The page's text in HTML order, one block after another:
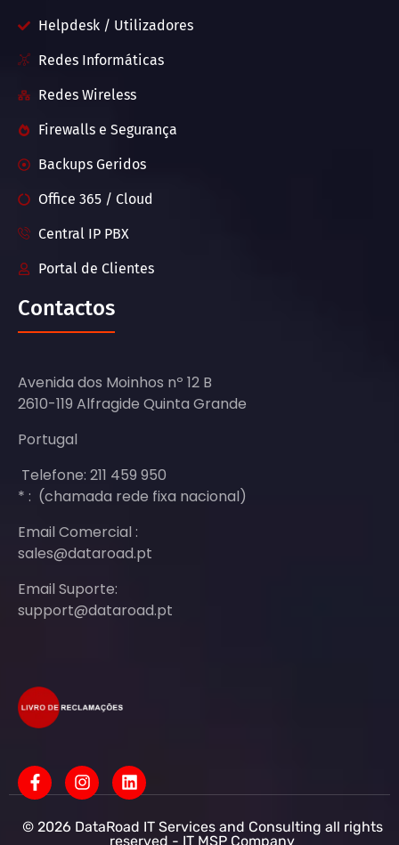
Helpdesk / Utilizadores
Redes Informáticas
Redes Wireless
Firewalls e Segurança
Backups Geridos
Office 365 / Cloud
Central IP PBX
Portal de Clientes
Contactos
Avenida dos Moinhos nº 12 B
2610-119 Alfragide Quinta Grande
Portugal
Telefone: 211 459 950
* : (chamada rede fixa nacional)
Email Comercial :
sales@dataroad.pt
Email Suporte:
support@dataroad.pt
© 2026 DataRoad IT Services and Consulting all rights
reserved - IT MSP Company